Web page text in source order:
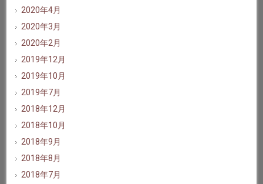
2020年4月
2020年3月
2020年2月
2019年12月
2019年10月
2019年7月
2018年12月
2018年10月
2018年9月
2018年8月
2018年7月